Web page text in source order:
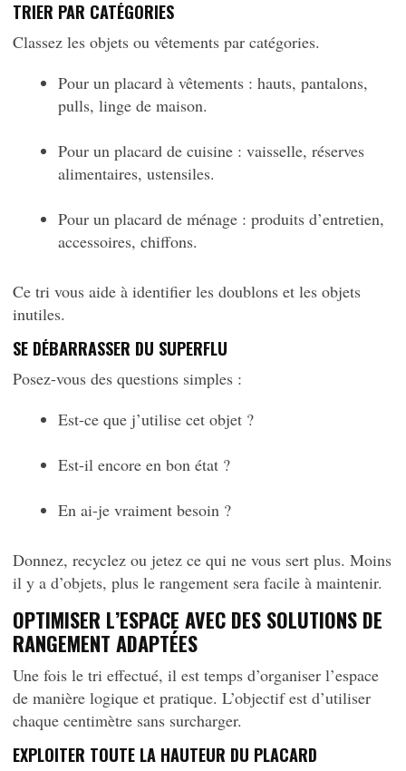
TRIER PAR CATÉGORIES
Classez les objets ou vêtements par catégories.
Pour un placard à vêtements : hauts, pantalons,
pulls, linge de maison.
Pour un placard de cuisine : vaisselle, réserves
alimentaires, ustensiles.
Pour un placard de ménage : produits d’entretien,
accessoires, chiffons.
Ce tri vous aide à identifier les doublons et les objets
inutiles.
SE DÉBARRASSER DU SUPERFLU
Posez-vous des questions simples :
Est-ce que j’utilise cet objet ?
Est-il encore en bon état ?
En ai-je vraiment besoin ?
Donnez, recyclez ou jetez ce qui ne vous sert plus. Moins
il y a d’objets, plus le rangement sera facile à maintenir.
OPTIMISER L’ESPACE AVEC DES SOLUTIONS DE
RANGEMENT ADAPTÉES
Une fois le tri effectué, il est temps d’organiser l’espace
de manière logique et pratique. L’objectif est d’utiliser
chaque centimètre sans surcharger.
EXPLOITER TOUTE LA HAUTEUR DU PLACARD